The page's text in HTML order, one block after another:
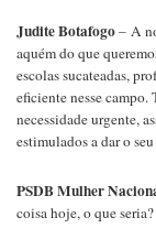
Judite Botafogo– A
aquém do que
escolas sucateadas,
eficiente nesse campo.
necessidade urgente,
estimulados a dar o
PSDB Mulher
coisa hoje, o que seria?